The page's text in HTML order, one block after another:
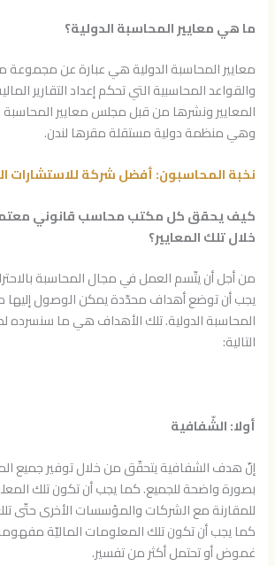
ما هي معايير المحاسبة الدولية؟
معايير المحاسبة الدولية هي عبارة عن مجموعة
والقواعد المحاسبية التي تحكم إعداد التقارير
المعايير ونشرها من قبل مجلس معايير المحاسبة
وهي منظمة دولية مستقلة مقرها لندن.
نخبة المحاسبون: أفضل شركة للاستشارات
كيف يحقق كل مكتب محاسب قانوني
خلال تلك المعايير؟
من أجل أن يتّسم العمل في مجال المحاسبة
يجب أن توضع أهداف محدّدة يمكن الوصول إليها
المحاسبة الدولية. تلك الأهداف هي ما سنسرده
التالية:
أولا: الشّفافية
إنّ هدف الشفافية يتحقّق من خلال توفير جميع
بصورة واضحة للجميع. كما يجب أن تكون تلك
للمقارنة مع الشركات والمؤسسات الأخرى حتّى تلك
كما يجب أن تكون تلك المعلومات الماليّة
غموض أو تحتمل أكثر من تفسير.